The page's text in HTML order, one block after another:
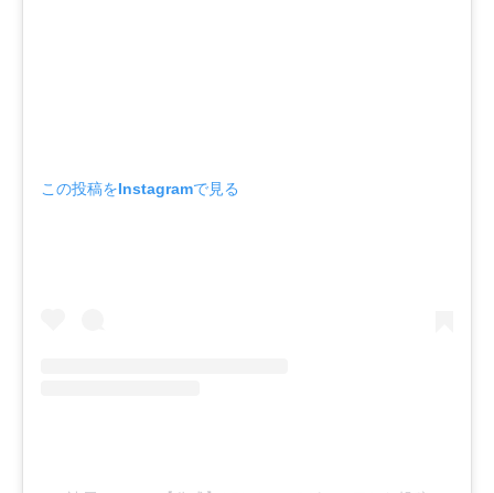
この投稿をInstagramで見る